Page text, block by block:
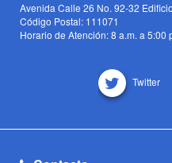
Avenida Calle 26 No. 92-32
Código Postal: 111071
Horario de Atención: 8 a.m. a 5:00
Twitter